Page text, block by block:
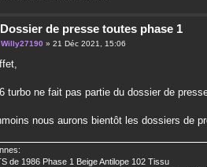
de presse toutes phase 1
Willy27190 » 21 Déc 2021, 15:06
turbo ne fait pas partie du dossier de
nous aurons bientôt les dossiers de
de 1986 Phase 1 Beige Antilope 102 Tissu